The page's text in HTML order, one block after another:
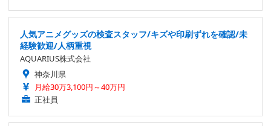
人気アニメグッズの検査スタッフ/キズや印刷ずれを確認/未
経験歓迎/人柄重視
AQUARIUS株式会社
神奈川県
月給30万3,100円～40万円
正社員